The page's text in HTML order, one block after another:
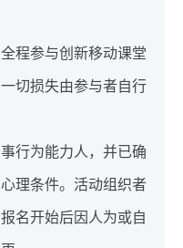
程参与创新移动课堂
切损失由参与者自行
行为能力人，并已确
理条件。活动组织者
名开始后因人为或自